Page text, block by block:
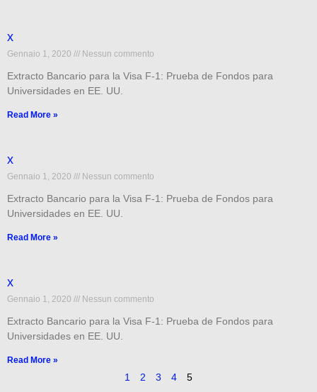
x
Gennaio 1, 2020 Nessun commento
Extracto Bancario para la Visa F-1: Prueba de Fondos para
Universidades en EE. UU.
Read More »
x
Gennaio 1, 2020 Nessun commento
Extracto Bancario para la Visa F-1: Prueba de Fondos para
Universidades en EE. UU.
Read More »
x
Gennaio 1, 2020 Nessun commento
Extracto Bancario para la Visa F-1: Prueba de Fondos para
Universidades en EE. UU.
Read More »
1 2 3 4 5